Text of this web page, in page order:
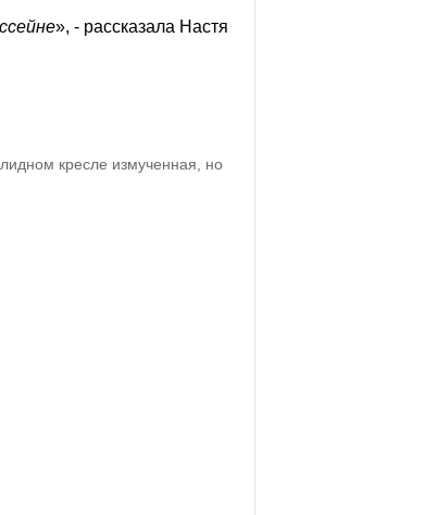
», - рассказала Настя
кресле измученная, но